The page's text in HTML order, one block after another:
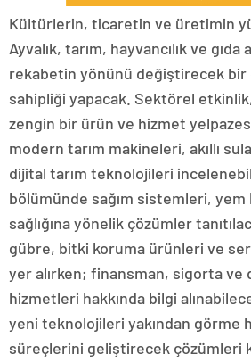
Kültürlerin, ticaretin ve üretimin
Ayvalık, tarım, hayvancılık ve gıda
rekabetin yönünü değiştirecek bir
sahipliği yapacak. Sektörel
zengin bir ürün ve hizmet
modern tarım makineleri, akıllı
dijital tarım teknolojileri
bölümünde sağım sistemleri, yem
sağlığına yönelik çözümler
gübre, bitki koruma ürünleri ve
yer alırken; finansman, sigorta ve
hizmetleri hakkında bilgi
yeni teknolojileri yakından görme
süreçlerini geliştirecek çözümleri